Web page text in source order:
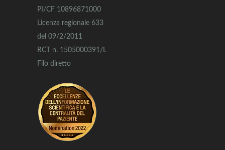
PI/CF 10896871000
Licenza regionale 633
del 09/2/2011
RCT n. 1505000391/L
Filo diretto